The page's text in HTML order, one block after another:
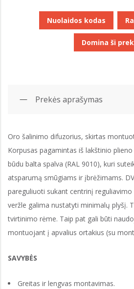
Nuolaidos kodas
Domina ši
Prekės aprašymas
Oro šalinimo difuzorius, skirtas
Korpusas pagamintas iš lakštinio
būdu balta spalva (RAL 9010), kuri
atsparumą smūgiams ir įbrėžimams.
pareguliuoti sukant centrinį
veržle galima nustatyti minimalų plyšį.
tvirtinimo rėme. Taip pat gali būti
montuojant į apvalius ortakius (su
SAVYBĖS
Greitas ir lengvas montavimas.